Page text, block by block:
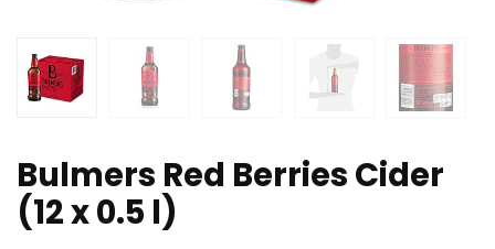
Bulmers Red Berries Cider
(12 x 0.5 l)